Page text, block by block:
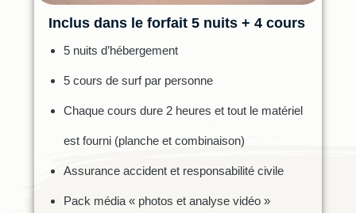
Inclus dans le forfait 5 nuits + 4 cours
5 nuits d’hébergement
5 cours de surf par personne
Chaque cours dure 2 heures et tout le matériel
est fourni (planche et combinaison)
Assurance accident et responsabilité civile
Pack média « photos et analyse vidéo »